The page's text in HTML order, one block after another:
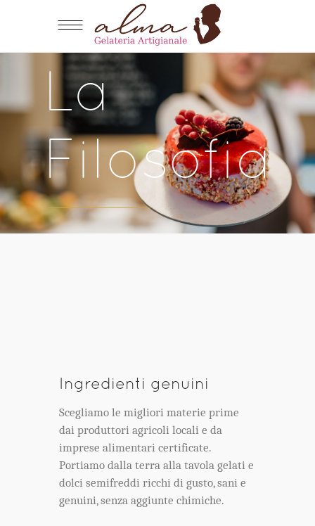
La
Filosofia
Ingredienti genuini
Scegliamo le migliori materie prime
dai produttori agricoli locali e da
imprese alimentari certificate.
Portiamo dalla terra alla tavola gelati e
dolci semifreddi ricchi di gusto, sani e
genuini, senza aggiunte chimiche.